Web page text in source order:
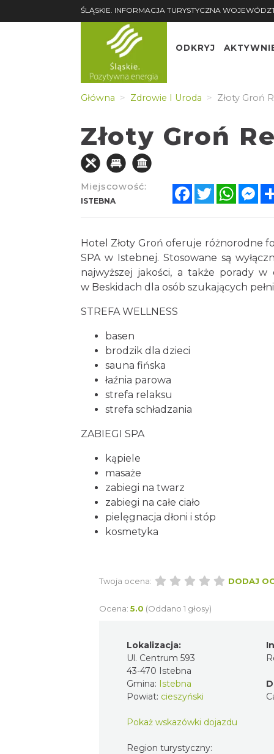
ŚLĄSKIE. INFORMACJA TURYSTYCZNA
ODKRYJ
Główna Zdrowie I Uroda Złoty Groń
Złoty Groń
Miejscowość:
ISTEBNA
FacebookTwitter
Hotel Złoty Groń oferuje różnorodne
SPA w Istebnej. Stosowane są
najwyższej jakości, a także porady
w Beskidach dla osób szukających
STREFA WELLNESS
basen
brodzik dla dzieci
sauna fińska
łaźnia parowa
strefa relaksu
strefa schładzania
ZABIEGI SPA
kąpiele
masaże
zabiegi na twarz
zabiegi na całe ciało
pielęgnacja dłoni i stóp
kosmetyka
Twoja ocena: DODAJ
Ocena: 5.0 (Oddano 1 głosy)
Lokalizacja:
Ul. Centrum 593
43-470 Istebna
Gmina: Istebna
Powiat: cieszyński
Pokaż wskazówki dojazdu
Region turystyczny: